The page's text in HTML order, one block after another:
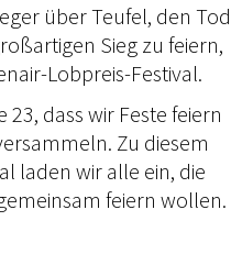
über Teufel, den Tod
Sieg zu feiern,
Lobpreis-Festival.
23, dass wir Feste feiern
Zu diesem
laden wir alle ein, die
feiern wollen.